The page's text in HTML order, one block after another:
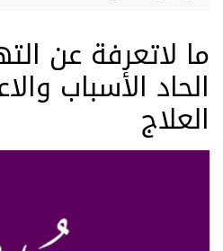
ما لاتعرفة عن
الحاد الأسباب
العلاج